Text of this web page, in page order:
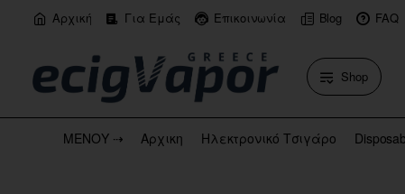
Αρχική Για Εμάς Επικοινωνία Blog FAQ
Shop
ΜΕΝΟΥ ⇢ Αρχικη Ηλεκτρονικό Τσιγάρο